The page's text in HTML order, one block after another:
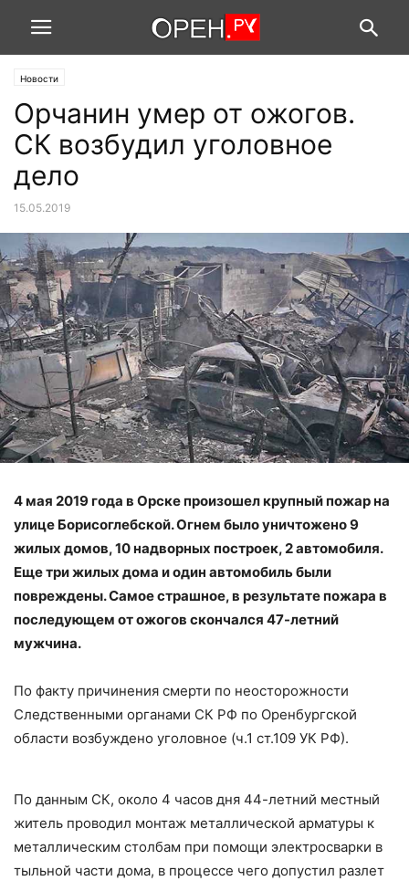
Новости
Орчанин умер от ожогов.
СК возбудил уголовное
дело
15.05.2019
4 мая 2019 года в Орске произошел крупный пожар на
улице Борисоглебской. Огнем было уничтожено 9
жилых домов, 10 надворных построек, 2 автомобиля.
Еще три жилых дома и один автомобиль были
повреждены. Самое страшное, в результате пожара в
последующем от ожогов скончался 47-летний
мужчина.
По факту причинения смерти по неосторожности
Следственными органами СК РФ по Оренбургской
области возбуждено уголовное (ч.1 ст.109 УК РФ).
По данным СК, около 4 часов дня 44-летний местный
житель проводил монтаж металлической арматуры к
металлическим столбам при помощи электросварки в
тыльной части дома, в процессе чего допустил разлет